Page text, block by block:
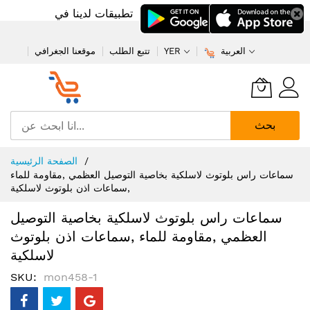
تطبيقات لدينا في
موقعنا الجغرافي تتبع الطلب YER العربية
بحث
إلى
المحتوى
الصفحة الرئيسية
سماعات راس بلوتوث لاسلكية بخاصية التوصيل العظمي ,مقاومة للماء
,سماعات اذن بلوتوث لاسلكية
سماعات راس بلوتوث لاسلكية بخاصية التوصيل
العظمي ,مقاومة للماء ,سماعات اذن بلوتوث
لاسلكية
SKU mon458-1